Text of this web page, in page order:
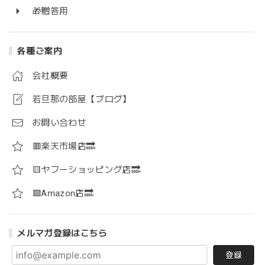
🎁贈答用
各種ご案内
会社概要
若旦那の部屋【ブログ】
お問い合わせ
🟥楽天市場店🔜
🟨ヤフーショッピング店🔜
🟪Amazon店🔜
メルマガ登録はこちら
登録